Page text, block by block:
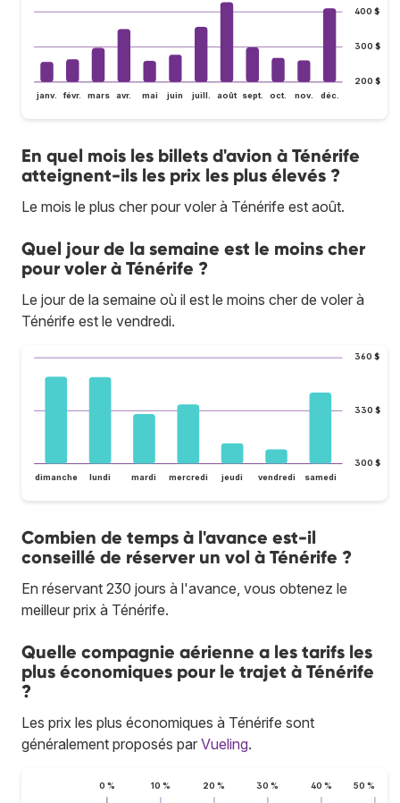
200 $
300 $
400 $
janv. févr. mars avr. mai juin juill. août sept. oct. nov. déc.
En quel mois les billets d'avion à Ténérife
atteignent-ils les prix les plus élevés ?
Le mois le plus cher pour voler à Ténérife est août.
Quel jour de la semaine est le moins cher
pour voler à Ténérife ?
Le jour de la semaine où il est le moins cher de voler à
Ténérife est le vendredi.
300 $
330 $
360 $
dimanche lundi mardi mercredi jeudi vendredi samedi
Combien de temps à l'avance est-il
conseillé de réserver un vol à Ténérife ?
En réservant 230 jours à l'avance, vous obtenez le
meilleur prix à Ténérife.
Quelle compagnie aérienne a les tarifs les
plus économiques pour le trajet à Ténérife
?
Les prix les plus économiques à Ténérife sont
généralement proposés par Vueling.
0 % 10 % 20 % 30 % 40 % 50 %